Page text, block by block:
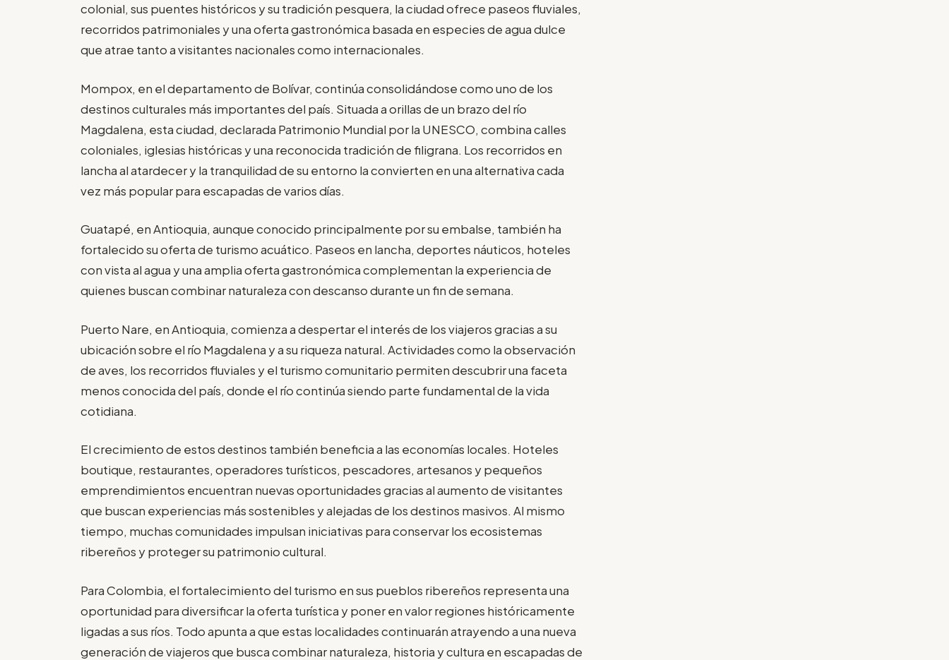
colonial, sus puentes históricos y su tradición pesquera, la ciudad ofrece paseos fluviales,
recorridos patrimoniales y una oferta gastronómica basada en especies de agua dulce
que atrae tanto a visitantes nacionales como internacionales.
Mompox, en el departamento de Bolívar, continúa consolidándose como uno de los
destinos culturales más importantes del país. Situada a orillas de un brazo del río
Magdalena, esta ciudad, declarada Patrimonio Mundial por la UNESCO, combina calles
coloniales, iglesias históricas y una reconocida tradición de filigrana. Los recorridos en
lancha al atardecer y la tranquilidad de su entorno la convierten en una alternativa cada
vez más popular para escapadas de varios días.
Guatapé, en Antioquia, aunque conocido principalmente por su embalse, también ha
fortalecido su oferta de turismo acuático. Paseos en lancha, deportes náuticos, hoteles
con vista al agua y una amplia oferta gastronómica complementan la experiencia de
quienes buscan combinar naturaleza con descanso durante un fin de semana.
Puerto Nare, en Antioquia, comienza a despertar el interés de los viajeros gracias a su
ubicación sobre el río Magdalena y a su riqueza natural. Actividades como la observación
de aves, los recorridos fluviales y el turismo comunitario permiten descubrir una faceta
menos conocida del país, donde el río continúa siendo parte fundamental de la vida
cotidiana.
El crecimiento de estos destinos también beneficia a las economías locales. Hoteles
boutique, restaurantes, operadores turísticos, pescadores, artesanos y pequeños
emprendimientos encuentran nuevas oportunidades gracias al aumento de visitantes
que buscan experiencias más sostenibles y alejadas de los destinos masivos. Al mismo
tiempo, muchas comunidades impulsan iniciativas para conservar los ecosistemas
ribereños y proteger su patrimonio cultural.
Para Colombia, el fortalecimiento del turismo en sus pueblos ribereños representa una
oportunidad para diversificar la oferta turística y poner en valor regiones históricamente
ligadas a sus ríos. Todo apunta a que estas localidades continuarán atrayendo a una nueva
generación de viajeros que busca combinar naturaleza, historia y cultura en escapadas de